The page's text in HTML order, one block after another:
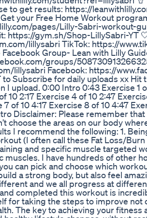
to get results: https://
your Free Home Workout
pages/Lilly-Sabri-workout-
https://gym.sh/Shop-LillySabri-YT
lillysabri TikTok: https://
Group- Lean with Lilly
groups/
lillysabri Facebook: https://
to Subscribe for daily uploads xx Hit
I upload. 0:00 Intro 0:43 Exercise 1
10 2:17 Exercise 4 of 10 2:47
7 of 10 4:17 Exercise 8 of 10 4:47
Disclaimer: Please remember
choose the areas on our body
I recommend the following: 1.
(I often call these Fat Loss/
and specific muscle targeted
muscles. I have hundreds of other
can pick and choose which
a strong body, but also feel
and we all progress at
completed this workout is
for taking the steps to improve not
The key to achieving your fitness